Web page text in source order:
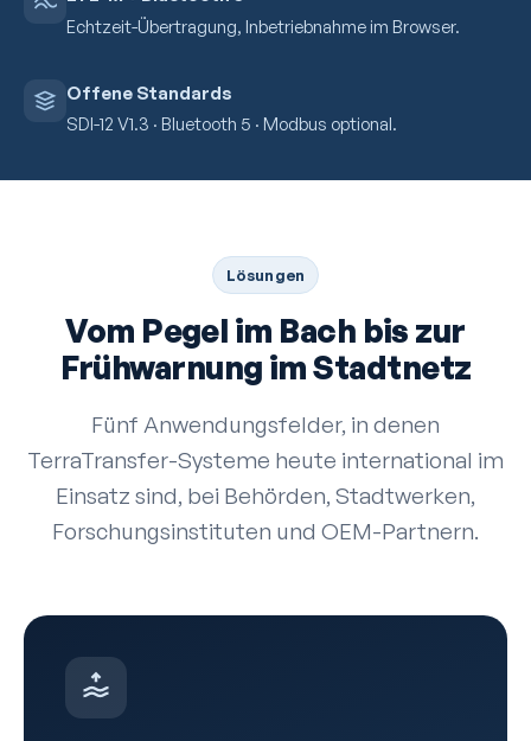
Echtzeit-Übertragung, Inbetriebnahme im Browser.
Offene Standards
SDI-12 V1.3 · Bluetooth 5 · Modbus optional.
Lösungen
Vom Pegel im Bach bis zur
Frühwarnung im Stadtnetz
Fünf Anwendungs­felder, in denen
TerraTransfer-Systeme heute international im
Einsatz sind, bei Behörden, Stadtwerken,
Forschungs­instituten und OEM-Partnern.